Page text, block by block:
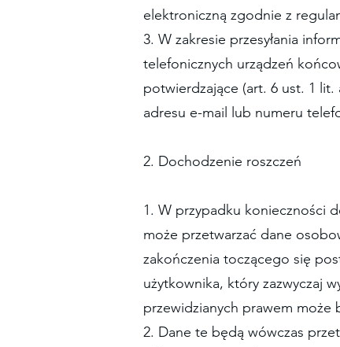
elektroniczną zgodnie z
3. W zakresie przesyłania
telefonicznych urządzeń
potwierdzające (art. 6 ust. 1
adresu e-mail lub numeru
2. Dochodzenie roszczeń
1. W przypadku konieczności
może przetwarzać dane
zakończenia toczącego się
użytkownika, który zazwyczaj
przewidzianych prawem może
2. Dane te będą wówczas